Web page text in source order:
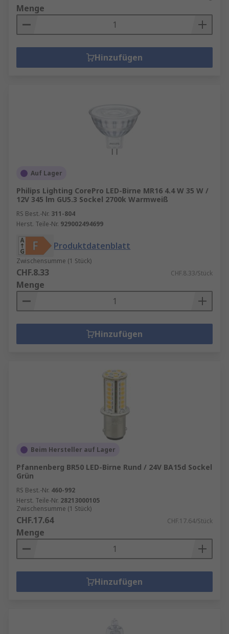
Menge
Hinzufügen
Auf Lager
Philips Lighting CorePro LED-Birne MR16 4.4 W 35 W /
12V 345 lm GU5.3 Sockel 2700k Warmweiß
RS Best.-Nr. 311-804
Herst. Teile-Nr. 929002494699
Produktdatenblatt
Zwischensumme (1 Stück)
CHF.8.33 CHF.8.33/Stück
Menge
Hinzufügen
Beim Hersteller auf Lager
Pfannenberg BR50 LED-Birne Rund / 24V BA15d Sockel
Grün
RS Best.-Nr. 460-992
Herst. Teile-Nr. 28213000105
Zwischensumme (1 Stück)
CHF.17.64 CHF.17.64/Stück
Menge
Hinzufügen